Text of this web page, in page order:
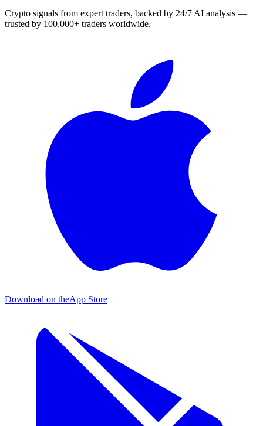
Crypto signals from expert traders, backed by 24/7 AI analysis —
trusted by 100,000+ traders worldwide.
Download on theApp Store